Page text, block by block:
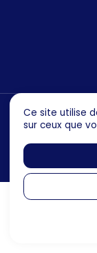
Mentions
Politique de
Ce site utilise
sur ceux que